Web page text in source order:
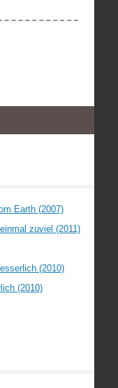
Earth (2007)
zuviel (2011)
(2010)
(2010)